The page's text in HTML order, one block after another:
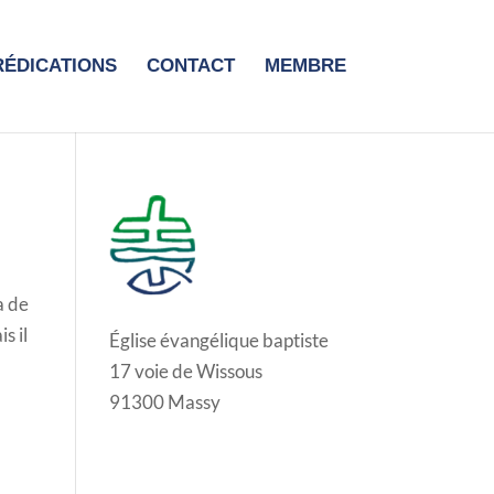
CONTACT MEMBRE
de
il
Église évangélique baptiste
17 voie de Wissous
91300 Massy